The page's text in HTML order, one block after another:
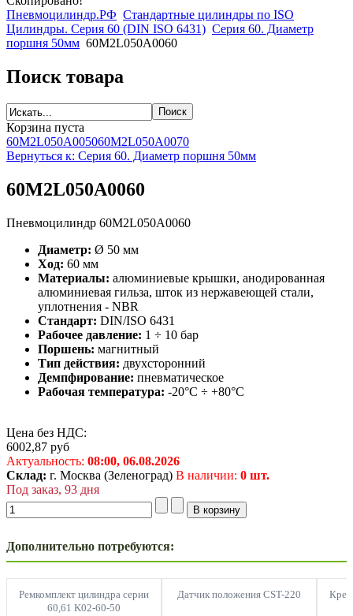
Пневмоцилиндр.РФ Стандартные цилиндры по ISO
Цилиндры. Серия 60 (DIN ISO 6431) Серия 60. Диаметр
поршня 50мм 60M2L050A0060
Поиск товара
Корзина пуста
60M2L050A005060M2L050A0070
Вернуться к: Серия 60. Диаметр поршня 50мм
60M2L050A0060
Пневмоцилиндр 60M2L050A0060
Диаметр: Ø 50 мм
Ход: 60 мм
Материалы: алюминиевые крышки, анодированная
алюминиевая гильза, шток из нержавеющей стали,
уплотнения - NBR
Стандарт: DIN/ISO 6431
Рабочее давление: 1 ÷ 10 бар
Поршень: магнитный
Тип действия: двухсторонний
Демпфирование: пневматическое
Рабочая температура: -20°C ÷ +80°C
Цена без НДС:
6002,87 руб
Актуальность: 08:00, 06.08.2026
Склад: г. Москва (Зеленоград) В наличии: 0 шт.
Под заказ, 93 дня
Дополнительно потребуются:
Ремкомплект цилиндра серии
60,61 K02-60-50
Датчик положения CST-220